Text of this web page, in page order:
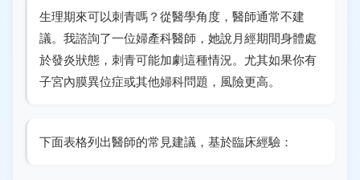
生理期來可以刺青嗎？從醫學角度，醫師通常不建
議。我諮詢了一位婦產科醫師，她說月經期間身體處
於發炎狀態，刺青可能加劇這種情況。尤其如果你有
子宮內膜異位症或其他婦科問題，風險更高。
下面表格列出醫師的常見建議，基於臨床經驗：